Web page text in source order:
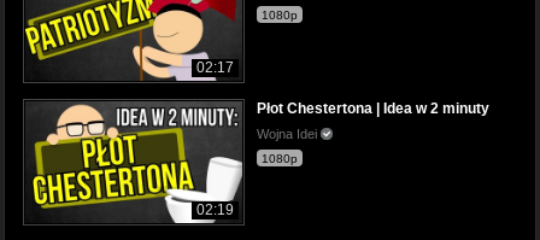
02:17
1080p
02:19
Płot Chestertona | Idea w 2 minuty
Wojna Idei
1080p